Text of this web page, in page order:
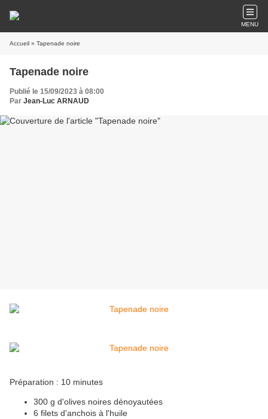
MENU
Accueil » Tapenade noire
Tapenade noire
Publié le 15/09/2023 à 08:00
Par Jean-Luc ARNAUD
Préparation : 10 minutes
300 g d'olives noires dénoyautées
6 filets d'anchois à l'huile